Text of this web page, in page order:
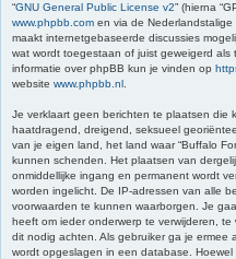
“GNU General Public License v2” (hierna
www.phpbb.com en via de Nederlandstalige
maakt internetgebaseerde discussies
wat wordt toegestaan of juist geweigerd
informatie over phpBB kun je vinden op
website www.phpbb.nl
Je verklaart geen berichten te plaatsen die
haatdragend, dreigend, seksueel
van je eigen land, het land waar “Buffalo
kunnen schenden. Het plaatsen van
onmiddellijke ingang en permanent wordt
worden ingelicht. De IP-adressen van alle
voorwaarden te kunnen waarborgen. Je
heeft om ieder onderwerp te verwijderen,
dit nodig achten. Als gebruiker ga je ermee
wordt opgeslagen in een database.